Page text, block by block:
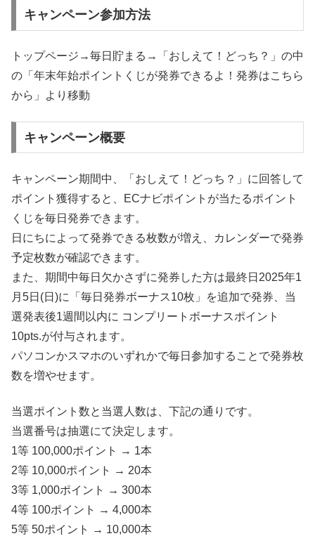
キャンペーン参加方法
トップページ→毎日貯まる→「おしえて！どっち？」の中
の「年末年始ポイントくじが発券できるよ！発券はこちら
から」より移動
キャンペーン概要
キャンペーン期間中、「おしえて！どっち？」に回答して
ポイント獲得すると、ECナビポイントが当たるポイント
くじを毎日発券できます。
日にちによって発券できる枚数が増え、カレンダーで発券
予定枚数が確認できます。
また、期間中毎日欠かさずに発券した方は最終日2025年1
月5日(日)に「毎日発券ボーナス10枚」を追加で発券、当
選発表後1週間以内に コンプリートボーナスポイント
10pts.が付与されます。
パソコンかスマホのいずれかで毎日参加することで発券枚
数を増やせます。
当選ポイント数と当選人数は、下記の通りです。
当選番号は抽選にて決定します。
1等 100,000ポイント → 1本
2等 10,000ポイント → 20本
3等 1,000ポイント → 300本
4等 100ポイント → 4,000本
5等 50ポイント → 10,000本